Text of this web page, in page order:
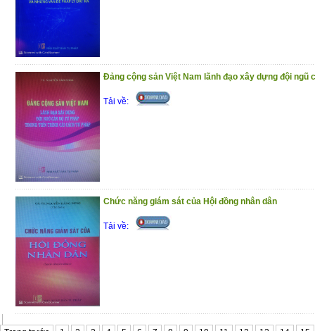
Đảng cộng sản Việt Nam lãnh đạo xây dựng đội ngũ
Tải về:
Chức năng giám sát của Hội đồng nhân dân
Tải về: